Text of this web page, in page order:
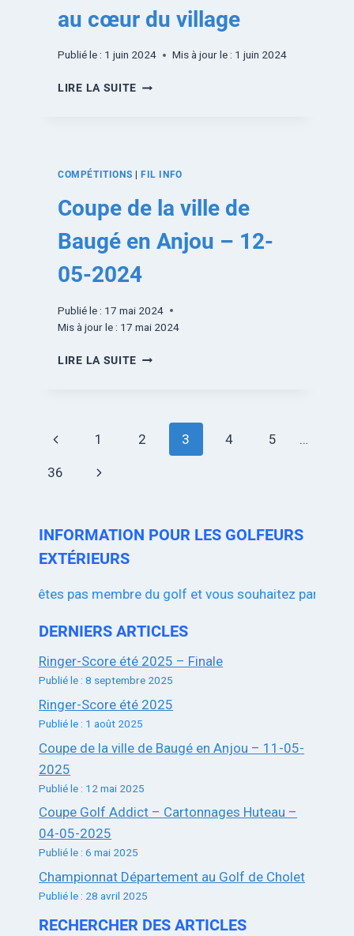
au cœur du village
Publié le : 1 juin 2024 Mis à jour le : 1 juin 2024
LIRE LA SUITE
COMPÉTITIONS FIL INFO
Coupe de la ville de
Baugé en Anjou – 12-
05-2024
Publié le : 17 mai 2024
Mis à jour le : 17 mai 2024
LIRE LA SUITE
1 2 3 4 5 …
36
INFORMATION POUR LES GOLFEURS
EXTÉRIEURS
n’êtes pas membre du golf et vous souhaitez participer
DERNIERS ARTICLES
Ringer-Score été 2025 – Finale
Publié le : 8 septembre 2025
Ringer-Score été 2025
Publié le : 1 août 2025
Coupe de la ville de Baugé en Anjou – 11-05-
2025
Publié le : 12 mai 2025
Coupe Golf Addict – Cartonnages Huteau –
04-05-2025
Publié le : 6 mai 2025
Championnat Département au Golf de Cholet
Publié le : 28 avril 2025
RECHERCHER DES ARTICLES